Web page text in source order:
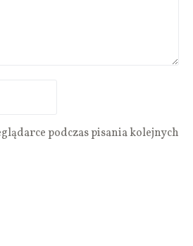
podczas pisania kolejnych